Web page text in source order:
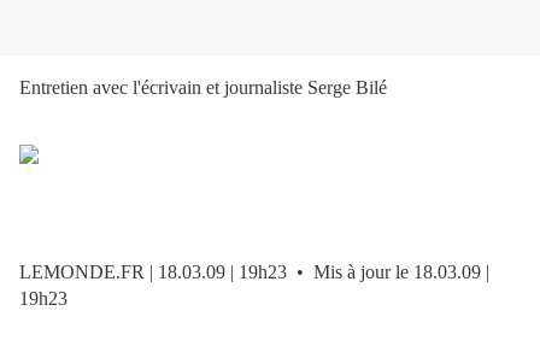
Entretien avec l'écrivain et journaliste Serge Bilé
LEMONDE.FR | 18.03.09 | 19h23 • Mis à jour le 18.03.09 |
19h23